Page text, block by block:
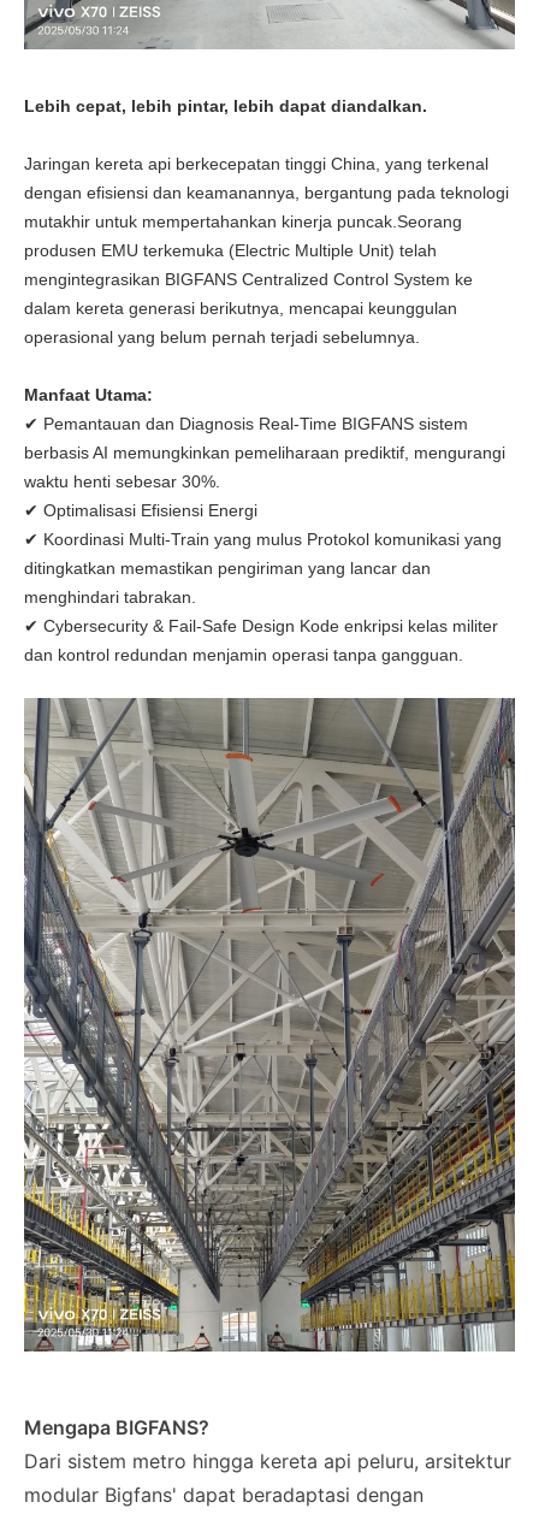
Lebih cepat, lebih pintar, lebih dapat diandalkan.
Jaringan kereta api berkecepatan tinggi China, yang terkenal
dengan efisiensi dan keamanannya, bergantung pada teknologi
mutakhir untuk mempertahankan kinerja puncak.Seorang
produsen EMU terkemuka (Electric Multiple Unit) telah
mengintegrasikan BIGFANS Centralized Control System ke
dalam kereta generasi berikutnya, mencapai keunggulan
operasional yang belum pernah terjadi sebelumnya.
Manfaat Utama:
✔ Pemantauan dan Diagnosis Real-Time BIGFANS sistem
berbasis AI memungkinkan pemeliharaan prediktif, mengurangi
waktu henti sebesar 30%.
✔ Optimalisasi Efisiensi Energi
✔ Koordinasi Multi-Train yang mulus Protokol komunikasi yang
ditingkatkan memastikan pengiriman yang lancar dan
menghindari tabrakan.
✔ Cybersecurity & Fail-Safe Design Kode enkripsi kelas militer
dan kontrol redundan menjamin operasi tanpa gangguan.
Mengapa BIGFANS?
Dari sistem metro hingga kereta api peluru, arsitektur
modular Bigfans' dapat beradaptasi dengan